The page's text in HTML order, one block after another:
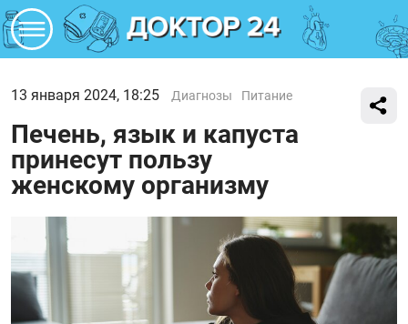
13 января 2024, 18:25 Диагнозы Питание
Печень, язык и капуста
принесут пользу
женскому организму